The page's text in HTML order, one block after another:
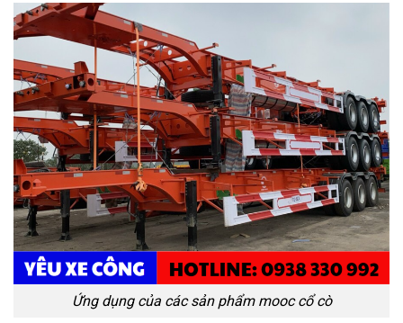
Ứng dụng của các sản phẩm mooc cổ cò